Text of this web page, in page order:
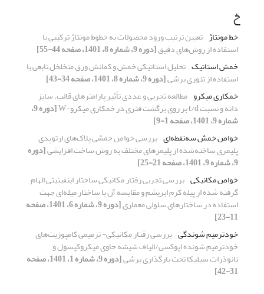
خ
خط مونتاژ تعیین ترتیب ورود محصولات به خطوط مونتاژ ترکیبی با
استفاده از روش‌های دقیق[دوره 9، شماره 8، 1401، صفحه 44-55]
خمش استاتیک تحلیل استاتیکی خمش و کمانش ورق متخلخل تابعی با
استفاده از تئوری برشی[دوره 9، شماره 8، 1401، صفحه 34-43]
خمکاری میکرو مطالعه تجربی و عددی تأثیر پارامترهای قالب، سایز
دانه و نسبت t/d بر روی برگشت فنری در خمکاری میکرو-W [دوره 9،
شماره 9، 1401، صفحه 1-9]
خواص خمش سه‌نقطه‌ای بررسی خواص خمشی پلاک‌های ارتوپدی
پلیمری ساخته‌شده از پلیمرهای مختلف به روش ساخت افزایشی[دوره
9، شماره 9، 1401، صفحه 21-25]
خواص مکانیکی بررسی تجربی رفتار مکانیکی ساختار اینفینیتی الهام
گرفته شده از پیله کرم ابریشم و مقایسه آن با ساختار میله‌ای جهت
استفاده در ساختارهای سلولی معماری [دوره 9، شماره 6، 1401، صفحه
11-23]
خودترمیم شوندگی بررسی رفتار مکانیکی- ترمیمی کامپوزیت‌های
خودترمیم شونده اپوکسی/الیاف شیشه حاوی میکروکپسول و
نانوذرات سیلیکا تحت بارگذاری برشی [دوره 9، شماره 1، 1401، صفحه
31-42]